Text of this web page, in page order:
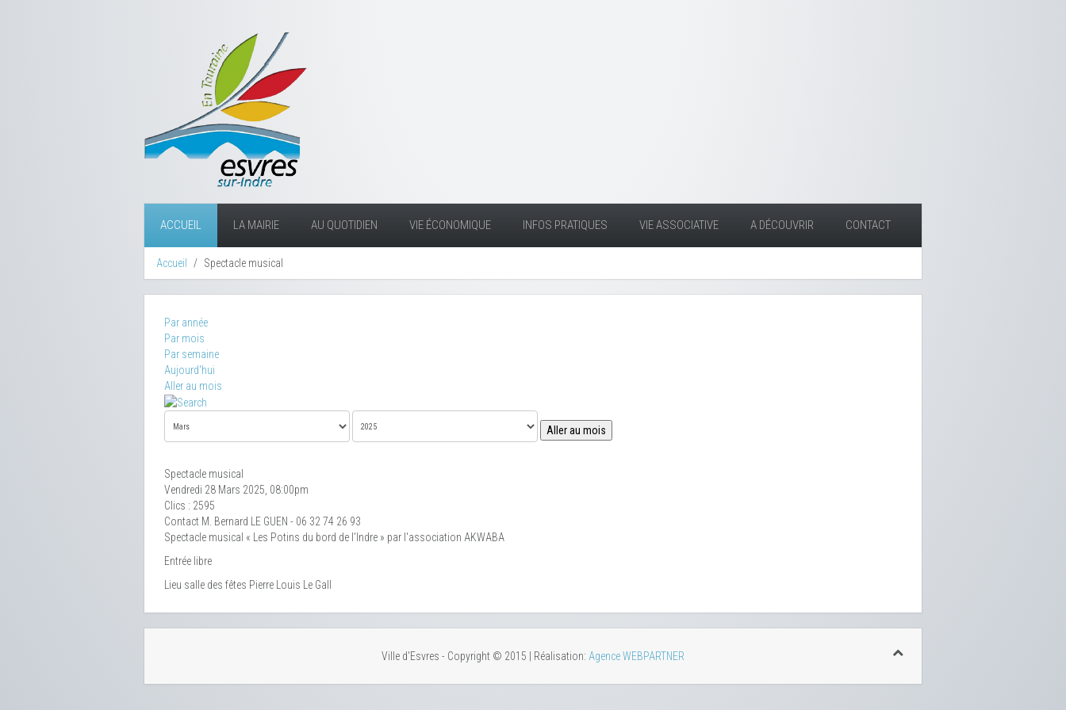
ACCUEIL LA MAIRIE AU QUOTIDIEN VIE ÉCONOMIQUE INFOS PRATIQUES VIE ASSOCIATIVE A DÉCOUVRIR CONTACT
Accueil Spectacle musical
Par année
Par mois
Par semaine
Aujourd'hui
Aller au mois
Aller au mois
Spectacle musical
Vendredi 28 Mars 2025, 08:00pm
Clics : 2595
Contact M. Bernard LE GUEN - 06 32 74 26 93
Spectacle musical « Les Potins du bord de l’Indre » par l'association AKWABA
Entrée libre
Lieu salle des fêtes Pierre Louis Le Gall
Ville d'Esvres - Copyright © 2015 | Réalisation: Agence WEBPARTNER